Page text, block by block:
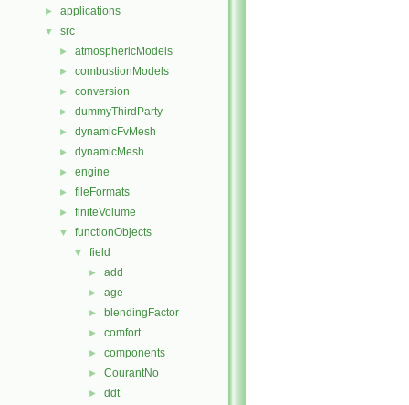
► applications
▼ src
► atmosphericModels
► combustionModels
► conversion
► dummyThirdParty
► dynamicFvMesh
► dynamicMesh
► engine
► fileFormats
► finiteVolume
▼ functionObjects
▼ field
► add
► age
► blendingFactor
► comfort
► components
► CourantNo
► ddt